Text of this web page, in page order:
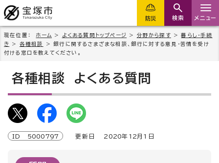
防災 検索 メニュー
現在位置： ホーム > よくある質問トップページ > 分野から探す >暮らし・手続
き
> 各種相談
> 銀行に関するさまざまな相談、銀行に対する意見・苦情を受け
付ける窓口を教えてください。
各種相談 よくある質問
ID 5000797 更新日 2020年 12 月1日